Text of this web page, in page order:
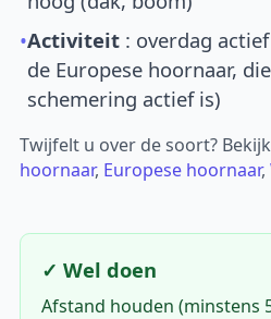
•Activiteit : overdag
de Europese hoornaar,
schemering actief is)
Twijfelt u over de soort?
hoornaar, Europese hoornaar,
✓ Wel doen
Afstand houden (minstens